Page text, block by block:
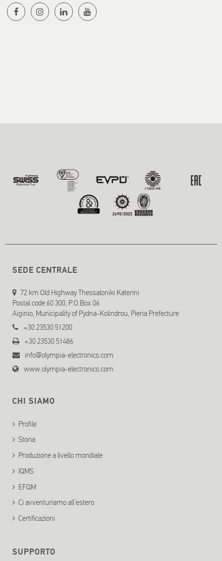
SEDE CENTRALE
72 km Old Highway Thessaloniki Katerini
Postal code 60 300, P.O.Box 06
Aiginio, Municipality of Pydna-Kolindrou, Pieria Prefecture
+30 23530 51200
+30 23530 51486
info@olympia-electronics.com
www.olympia-electronics.com
CHI SIAMO
Profile
Storia
Produzione a livello mondiale
IQMS
EFQM
Ci avventuriamo all’estero
Certificazioni
SUPPORTO